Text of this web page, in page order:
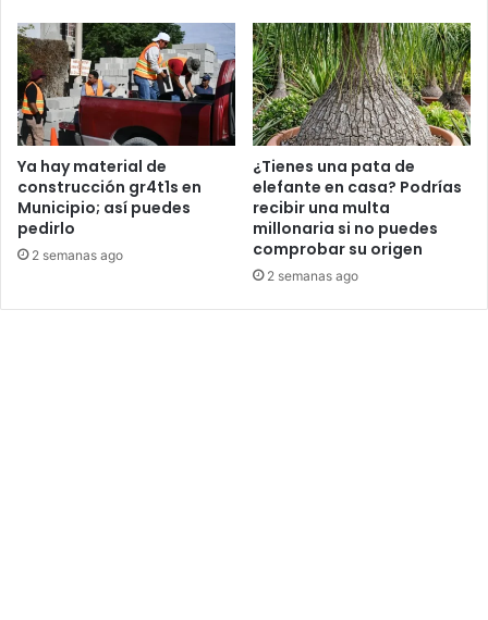
Ya hay material de
construcción gr4t1s en
Municipio; así puedes
pedirlo
2 semanas ago
¿Tienes una pata de
elefante en casa? Podrías
recibir una multa
millonaria si no puedes
comprobar su origen
2 semanas ago